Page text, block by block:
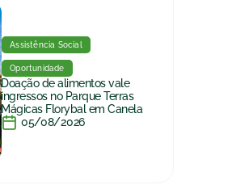
Assistência Social
Oportunidade
Doação de alimentos vale
ingressos no Parque Terras
Mágicas Florybal em Canela
05/08/2026